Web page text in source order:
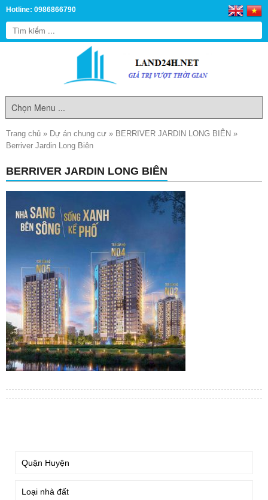
Hotline: 0986866790
Trang chủ » Dự án chung cư » BERRIVER JARDIN LONG BIÊN »
Berriver Jardin Long Biên
BERRIVER JARDIN LONG BIÊN